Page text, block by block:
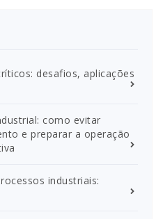
desafios, aplicações
como evitar
e preparar a operação
industriais: